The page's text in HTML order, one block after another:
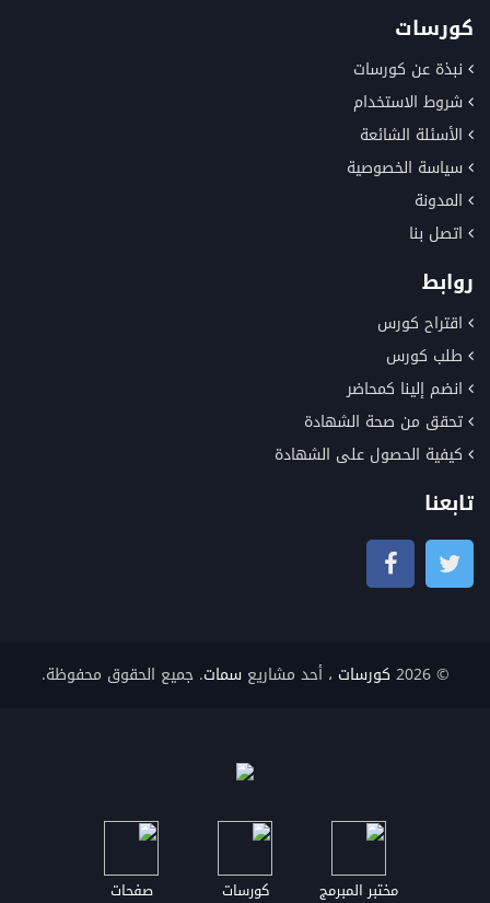
كورسات
نبذة عن كورسات
شروط الاستخدام
الأسئلة الشائعة
سياسة الخصوصية
المدونة
اتصل بنا
روابط
اقتراح كورس
طلب كورس
انضم إلينا كمحاضر
تحقق من صحة الشهادة
كيفية الحصول على الشهادة
تابعنا
© 2026 كورسات ، أحد مشاريعسمات. جميع الحقوق محفوظة.
مختبر المبرمج كورسات صفحات